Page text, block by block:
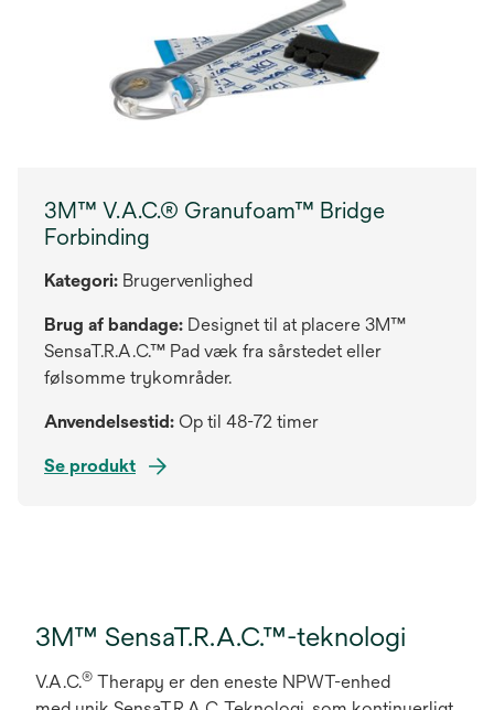
3M™ V.A.C.® Granufoam™ Bridge
Forbinding
Kategori: Brugervenlighed
Brug af bandage: Designet til at placere 3M™
SensaT.R.A.C.™ Pad væk fra sårstedet eller
følsomme trykområder.
Anvendelsestid: Op til 48-72 timer
Se produkt
3M™ SensaT.R.A.C.™-teknologi
V.A.C.® Therapy er den eneste NPWT-enhed